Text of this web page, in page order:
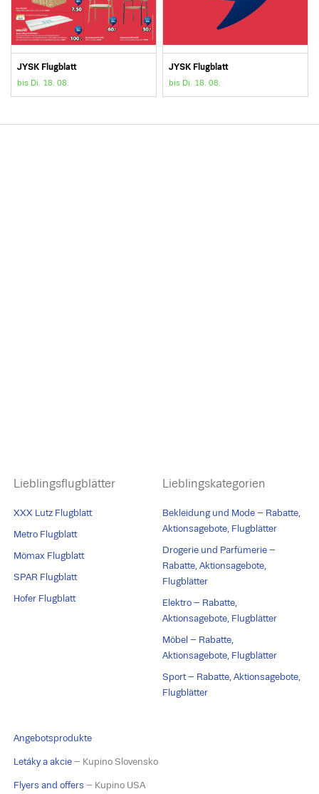
JYSK Flugblatt
bis Di. 18. 08.
JYSK Flugblatt
bis Di. 18. 08.
Lieblingsflugblätter
XXX Lutz Flugblatt
Metro Flugblatt
Mömax Flugblatt
SPAR Flugblatt
Hofer Flugblatt
Lieblingskategorien
Bekleidung und Mode – Rabatte,
Aktionsagebote, Flugblätter
Drogerie und Parfümerie –
Rabatte, Aktionsagebote,
Flugblätter
Elektro – Rabatte,
Aktionsagebote, Flugblätter
Möbel – Rabatte,
Aktionsagebote, Flugblätter
Sport – Rabatte, Aktionsagebote,
Flugblätter
Angebotsprodukte
Letáky a akcie – Kupino Slovensko
Flyers and offers – Kupino USA